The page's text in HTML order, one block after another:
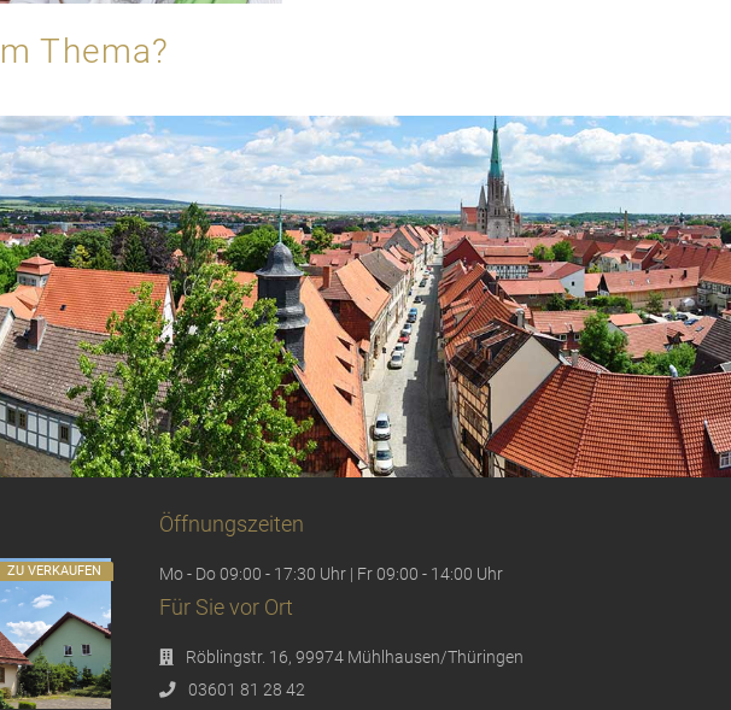
Thema?
ZU VERKAUFEN
Öffnungszeiten
Mo - Do 09:00 - 17:30 Uhr | Fr 09:00 - 14:00 Uhr
Für Sie vor Ort
Röblingstr. 16, 99974 Mühlhausen/Thüringen
03601 81 28 42